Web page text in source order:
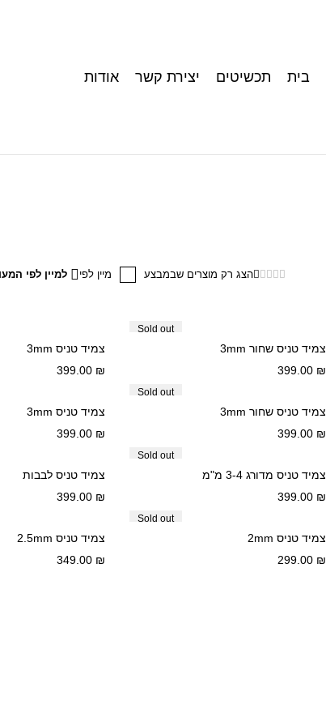
בית תכשיטים יצירת קשר אודות
הצג רק מוצרים שבמבצע מיין לפי למיין לפי
Sold out
צמיד טניס שחור 3mm
399.00 ₪
צמיד טניס 3mm
399.00 ₪
Sold out
צמיד טניס שחור 3mm
399.00 ₪
צמיד טניס 3mm
399.00 ₪
Sold out
צמיד טניס מדורג 3-4 מ"מ
399.00 ₪
צמיד טניס לבבות
399.00 ₪
Sold out
צמיד טניס 2mm
299.00 ₪
צמיד טניס 2.5mm
349.00 ₪